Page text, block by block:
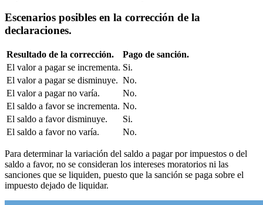
Escenarios posibles en la corrección de la
declaraciones.
Resultado de la corrección.
Pago de sanción.
El valor a pagar se incrementa. Si.
El valor a pagar se disminuye. No.
El valor a pagar no varía.
No.
El saldo a favor se incrementa. No.
El saldo a favor disminuye.
Si.
El saldo a favor no varía.
No.
Para determinar la variación del saldo a pagar por impuestos o del
saldo a favor, no se consideran los intereses moratorios ni las
sanciones que se liquiden, puesto que la sanción se paga sobre el
impuesto dejado de liquidar.